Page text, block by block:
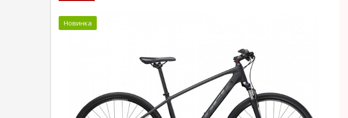
Новинка